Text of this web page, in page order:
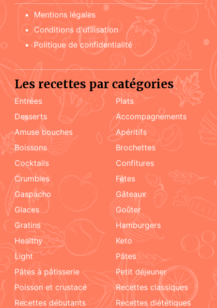
Mentions légales
Conditions d'utilisation
Politique de confidentialité
Les recettes par catégories
Entrées
Plats
Desserts
accompagnements
amuse bouches
apéritifs
boissons
brochettes
cocktails
confitures
crumbles
fêtes
Gaspacho
gâteaux
glaces
goûter
gratins
hamburgers
healthy
keto
light
pâtes
pâtes à pâtisserie
petit déjeuner
poisson et crustacé
recettes classiques
recettes débutants
recettes diététiques